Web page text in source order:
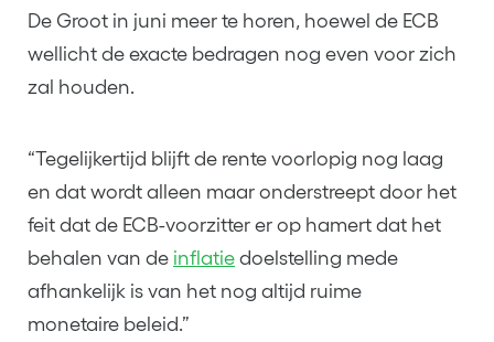
De Groot in juni meer te horen, hoewel de ECB
wellicht de exacte bedragen nog even voor zich
zal houden.
“Tegelijkertijd blijft de rente voorlopig nog laag
en dat wordt alleen maar onderstreept door het
feit dat de ECB-voorzitter er op hamert dat het
behalen van de inflatie doelstelling mede
afhankelijk is van het nog altijd ruime
monetaire beleid.”